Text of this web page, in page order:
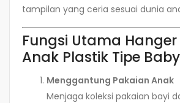
tampilan yang ceria sesuai dunia
Fungsi Utama
Anak Plastik Tipe
Menggantung Pakaian Anak
Menjaga koleksi pakaian bayi